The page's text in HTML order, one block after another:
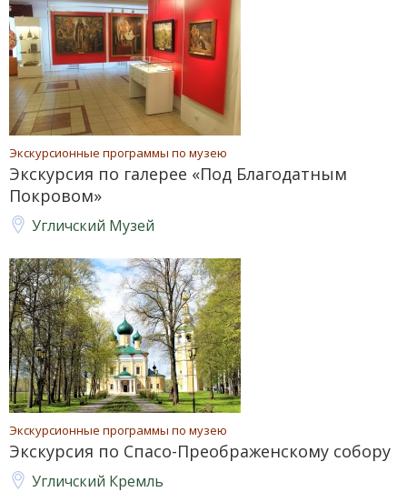
Экскурсионные программы по музею
Экскурсия по галерее «Под Благодатным
Покровом»
Угличский Музей
Экскурсионные программы по музею
Экскурсия по Спасо-Преображенскому собору
Угличский Кремль